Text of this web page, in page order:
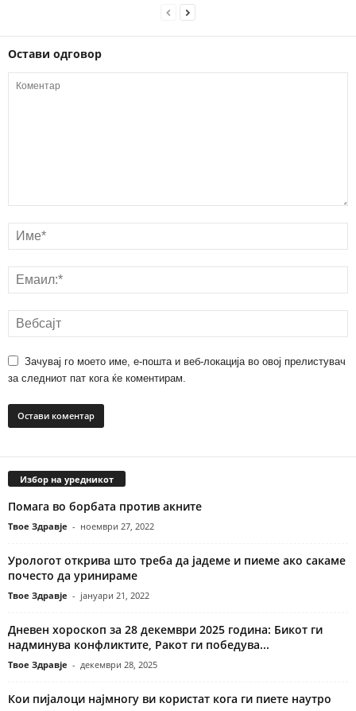
Остави одговор
Зачувај го моето име, е-пошта и веб-локација во овој прелистувач
за следниот пат кога ќе коментирам.
Избор на уредникот
Помага во борбата против акните
Твое Здравје - ноември 27, 2022
Урологот открива што треба да јадеме и пиеме ако сакаме
почесто да уринираме
Твое Здравје - јануари 21, 2022
Дневен хороскоп за 28 декември 2025 година: Бикот ги
надминува конфликтите, Ракот ги победува...
Твое Здравје - декември 28, 2025
Кои пијалоци најмногу ви користат кога ги пиете наутро